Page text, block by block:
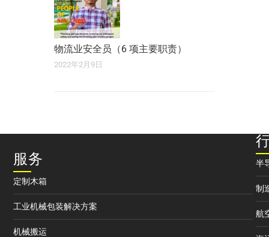
物流业安全员（6 项主要职责）
2022年2月9日
服务
定制木箱
工业机械包装解决方案
机械搬运
半
制
航